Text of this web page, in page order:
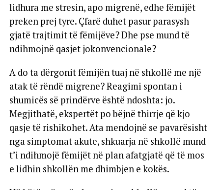
lidhura me stresin, apo migrenë, edhe fëmijët
preken prej tyre. Çfarë duhet pasur parasysh
gjatë trajtimit të fëmijëve? Dhe pse mund të
ndihmojnë qasjet jokonvencionale?
A do ta dërgonit fëmijën tuaj në shkollë me një
atak të rëndë migrene? Reagimi spontan i
shumicës së prindërve është ndoshta: jo.
Megjithatë, ekspertët po bëjnë thirrje që kjo
qasje të rishikohet. Ata mendojnë se pavarësisht
nga simptomat akute, shkuarja në shkollë mund
t’i ndihmojë fëmijët në plan afatgjatë që të mos
e lidhin shkollën me dhimbjen e kokës.